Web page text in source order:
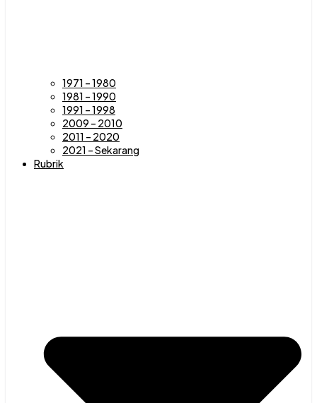
1971 – 1980
1981 – 1990
1991 – 1998
2009 – 2010
2011 – 2020
2021 – Sekarang
Rubrik